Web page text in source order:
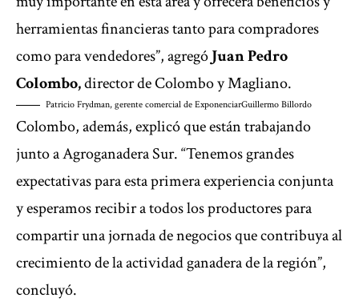
herramientas financieras tanto para compradores
como para vendedores”, agregóJuan Pedro
Colombo,director de Colombo y Magliano.
Patricio Frydman, gerente comercial de ExponenciarGuillermo Billordo
Colombo, además, explicó que están trabajando
junto a Agroganadera Sur. “Tenemos grandes
expectativas para esta primera experiencia conjunta
y esperamos recibir a todos los productores para
compartir una jornada de negocios que contribuya al
crecimiento de la actividad ganadera de la región”,
concluyó.